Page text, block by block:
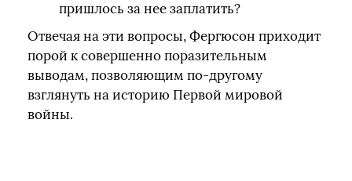
пришлось за нее заплатить?
Отвечая на эти вопросы, Фергюсон приходит
порой к совершенно поразительным
выводам, позволяющим по-другому
взглянуть на историю Первой мировой
войны.